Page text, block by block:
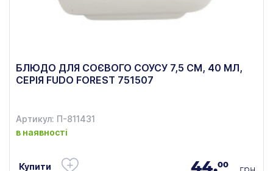
БЛЮДО ДЛЯ СОЄВОГО СОУСУ 7,5 СМ, 40 МЛ,
СЕРІЯ FUDO FOREST 751507
Артикул: П-811431
в наявності
Купити 44.00